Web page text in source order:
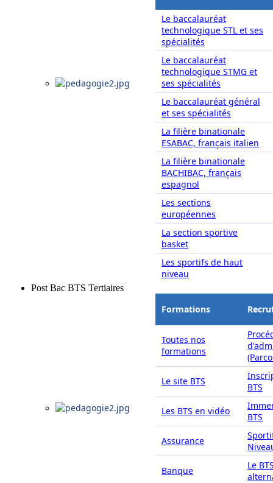
Le baccalauréat
technologique STL et ses
spécialités
Le baccalauréat
technologique STMG et
ses spécialités
Le baccalauréat général
et ses spécialités
La filière binationale
ESABAC, français italien
La filière binationale
BACHIBAC, français
espagnol
Les sections
européennes
La section sportive
basket
Les sportifs de haut
niveau
Post Bac BTS Tertiaires
Formations
Toutes nos
formations
Le site BTS
BTS
Les BTS en vidéo
BTS
Assurance
Banque
Le